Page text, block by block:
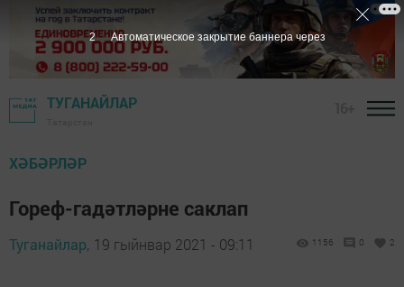
ТУГАНАЙЛАР
ХӘБӘРЛӘР
Гореф-гадәтләрне саклап
Туганайлар, 19 гыйнвар 2021 - 09:11 1156 0 2
1 Автоматическое закрытие баннера через